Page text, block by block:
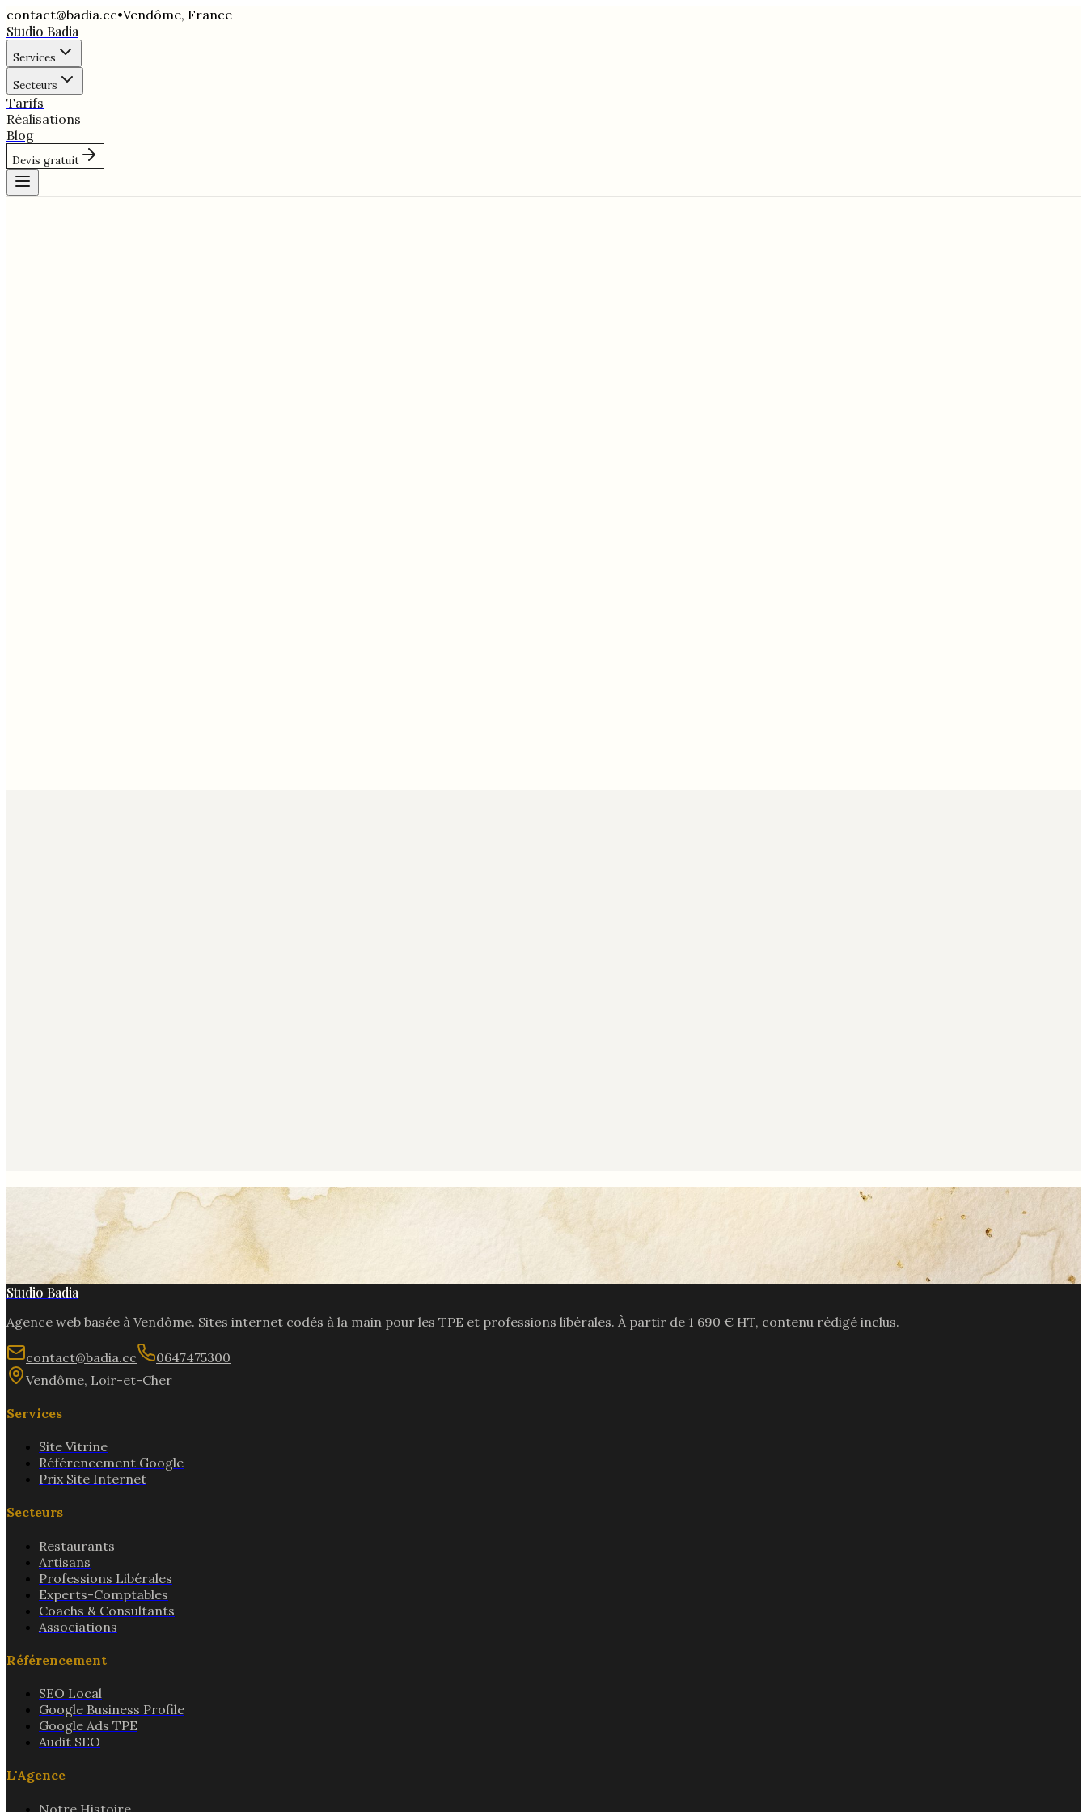
contact@badia.cc•Vendôme, France
Studio Badia
Services
Secteurs
Tarifs
Réalisations
Blog
Devis gratuit
Studio Badia
Agence web basée à Vendôme. Sites internet codés à la main pour les TPE et professions libérales. À partir de 1 690 € HT, contenu rédigé inclus.
contact@badia.cc
0647475300
Vendôme, Loir-et-Cher
Services
Site Vitrine
Référencement Google
Prix Site Internet
Secteurs
Restaurants
Artisans
Professions Libérales
Experts-Comptables
Coachs & Consultants
Associations
Référencement
SEO Local
Google Business Profile
Google Ads TPE
Audit SEO
L'Agence
Notre Histoire